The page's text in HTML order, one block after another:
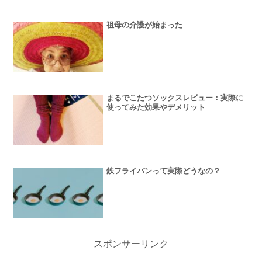
祖母の介護が始まった
まるでこたつソックスレビュー：実際に
使ってみた効果やデメリット
鉄フライパンって実際どうなの？
スポンサーリンク